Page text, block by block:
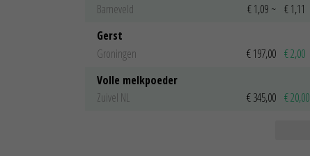
Barneveld
€ 1,09 ~ € 1,11
Gerst
Groningen
€ 197,00 € 2,00
Volle melkpoeder
Zuivel NL
€ 345,00 € 20,00